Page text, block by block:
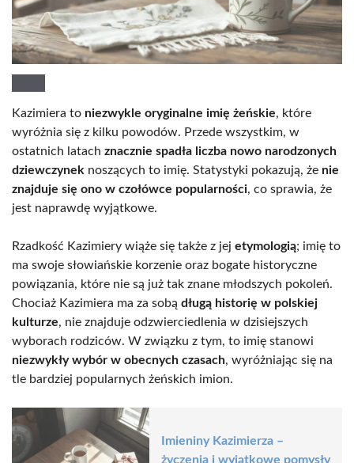
Kazimiera to niezwykle oryginalne imię żeńskie, które
wyróżnia się z kilku powodów. Przede wszystkim, w
ostatnich latach znacznie spadła liczba nowo narodzonych
dziewczynek noszących to imię. Statystyki pokazują, że nie
znajduje się ono w czołówce popularności, co sprawia, że
jest naprawdę wyjątkowe.
Rzadkość Kazimiery wiąże się także z jej etymologią; imię to
ma swoje słowiańskie korzenie oraz bogate historyczne
powiązania, które nie są już tak znane młodszych pokoleń.
Chociaż Kazimiera ma za sobą długą historię w polskiej
kulturze, nie znajduje odzwierciedlenia w dzisiejszych
wyborach rodziców. W związku z tym, to imię stanowi
niezwykły wybór w obecnych czasach, wyróżniając się na
tle bardziej popularnych żeńskich imion.
Imieniny Kazimierza –
życzenia i wyjątkowe pomysły